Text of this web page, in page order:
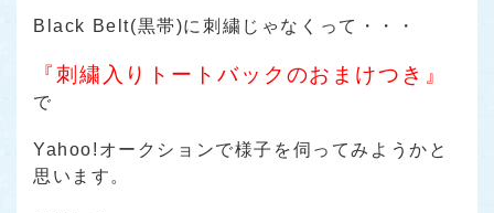
Black Belt(黒帯)に刺繍じゃなくって・・・
『刺繍入りトートバックのおまけつき』
で
Yahoo!オークションで様子を伺ってみようかと
思います。